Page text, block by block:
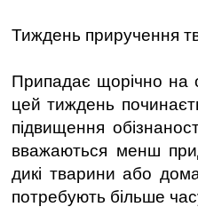
Тиждень приручення
Припадає щорічно на
цей тиждень
підвищення
вважаються менш
дикі тварини або
потребують більше